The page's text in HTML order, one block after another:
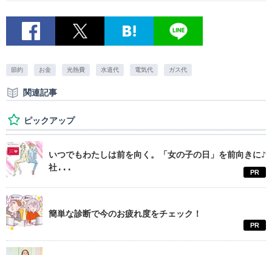
節約 お金 光熱費 水道代 電気代 ガス代
関連記事
ピックアップ
いつでもわたしは前を向く。「女の子の日」を前向きに♪
社...
PR
簡単な診断で今のお疲れ度をチェック！
PR